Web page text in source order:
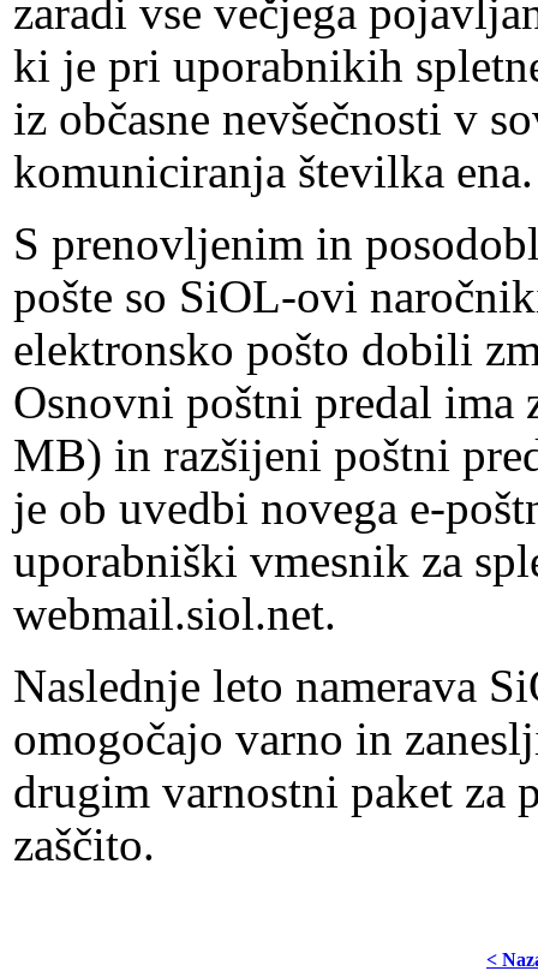
zaradi vse večjega
ki je pri uporabnikih
iz občasne nevšečnosti v
komuniciranja številka ena.
S prenovljenim in
pošte so SiOL-ovi
elektronsko pošto dobili
Osnovni poštni predal
MB) in razšijeni poštni
je ob uvedbi novega e-
uporabniški vmesnik za
webmail.siol.net.
Naslednje leto namerava
omogočajo varno in
drugim varnostni paket za
zaščito.
<